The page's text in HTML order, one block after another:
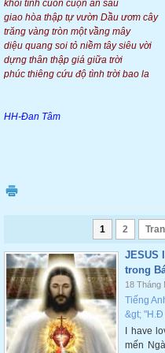
khối tình cuồn cuộn ân sâu
giao hòa thập tự vườn Dầu ươm cây
trăng vàng tròn một vầng mây
diệu quang soi tỏ niềm tây siêu vời
dựng thân thập giá giữa trời
phúc thiêng cứu độ tình trời bao la
HH-Đan Tâm
1 2
JESUS
trong
18 Tháng
Tiếng
&gt; "H.Đ
I have
mến